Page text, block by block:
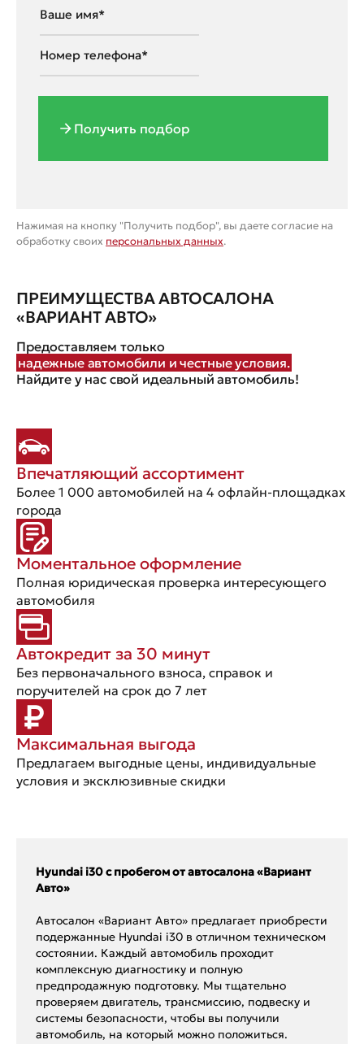
Получить подбор
Нажимая на кнопку "Получить подбор", вы даете согласие на
обработку своих персональных данных.
ПРЕИМУЩЕСТВА АВТОСАЛОНА
«ВАРИАНТ АВТО»
Предоставляем только
надежные автомобили и честные условия.
Найдите у нас свой идеальный автомобиль!
Впечатляющий ассортимент
Более 1 000 автомобилей на 4 офлайн-площадках
города
Моментальное оформление
Полная юридическая проверка интересующего
автомобиля
Автокредит за 30 минут
Без первоначального взноса, справок и
поручителей на срок до 7 лет
Максимальная выгода
Предлагаем выгодные цены, индивидуальные
условия и эксклюзивные скидки
Hyundai i30 с пробегом от автосалона «Вариант
Авто»
Автосалон «Вариант Авто» предлагает приобрести
подержанные Hyundai i30 в отличном техническом
состоянии. Каждый автомобиль проходит
комплексную диагностику и полную
предпродажную подготовку. Мы тщательно
проверяем двигатель, трансмиссию, подвеску и
системы безопасности, чтобы вы получили
автомобиль, на который можно положиться.